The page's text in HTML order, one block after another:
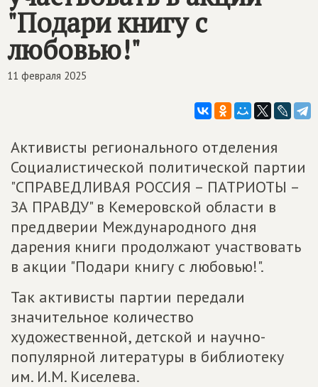
"Подари книгу с
любовью!"
11 февраля 2025
Активисты регионального отделения
Социалистической политической партии
"СПРАВЕДЛИВАЯ РОССИЯ – ПАТРИОТЫ –
ЗА ПРАВДУ" в Кемеровской области в
преддверии Международного дня
дарения книги продолжают участвовать
в акции "Подари книгу с любовью!".
Так активисты партии передали
значительное количество
художественной, детской и научно-
популярной литературы в библиотеку
им. И.М. Киселева.